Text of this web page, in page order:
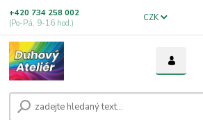
CZK
+420 734 258 002
(Po-Pá, 9-16 hod.)